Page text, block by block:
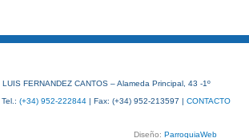
FERNANDEZ CANTOS – Alameda Principal, 43 -1º
(+34) 952-222844| Fax: (+34) 952-213597 | CONTACTO
Diseño: ParroquiaWeb